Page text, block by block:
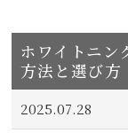
ホワイトニン
方法と選び方
2025.07.28